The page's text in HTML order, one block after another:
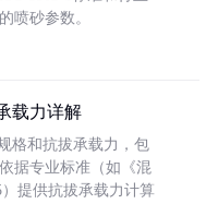
喷砂参数。
载力详解
格和抗拔承载力，包
据专业标准（如《混
提供抗拔承载力计算